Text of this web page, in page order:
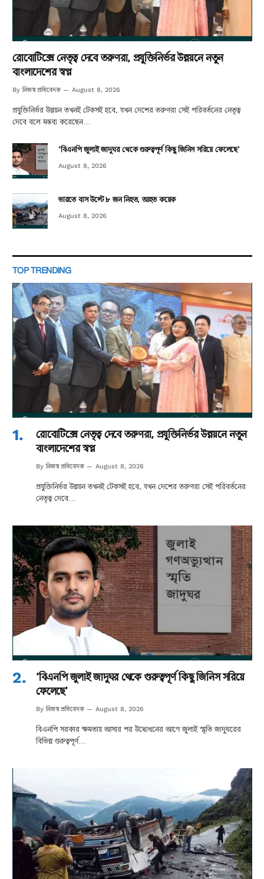
রোবোটিক্সে নেতৃত্ব দেবে তরুণরা, প্রযুক্তিনির্ভর উন্নয়নে নতুন
বাংলাদেশের স্বপ্ন
By নিজস্ব প্রতিবেদক August 8, 2026
প্রযুক্তিনির্ভর উন্নয়ন তখনই টেকসই হবে, যখন দেশের তরুণরা সেই পরিবর্তনের নেতৃত্ব
দেবে বলে মন্তব্য করেছেন…
‘বিএনপি জুলাই জাদুঘর থেকে গুরুত্বপূর্ণ কিছু জিনিস সরিয়ে ফেলেছে’
August 8, 2026
ভারতে বাস উল্টে ৮ জন নিহত, আহত কয়েক
August 8, 2026
TOP TRENDING
রোবোটিক্সে নেতৃত্ব দেবে তরুণরা, প্রযুক্তিনির্ভর উন্নয়নে নতুন
বাংলাদেশের স্বপ্ন
By নিজস্ব প্রতিবেদক August 8, 2026
প্রযুক্তিনির্ভর উন্নয়ন তখনই টেকসই হবে, যখন দেশের তরুণরা সেই পরিবর্তনের
নেতৃত্ব দেবে…
‘বিএনপি জুলাই জাদুঘর থেকে গুরুত্বপূর্ণ কিছু জিনিস সরিয়ে
ফেলেছে’
By নিজস্ব প্রতিবেদক August 8, 2026
বিএনপি সরকার ক্ষমতায় আসার পর উদ্বোধনের আগে জুলাই স্মৃতি জাদুঘরের
বিভিন্ন গুরুত্বপূর্ণ…